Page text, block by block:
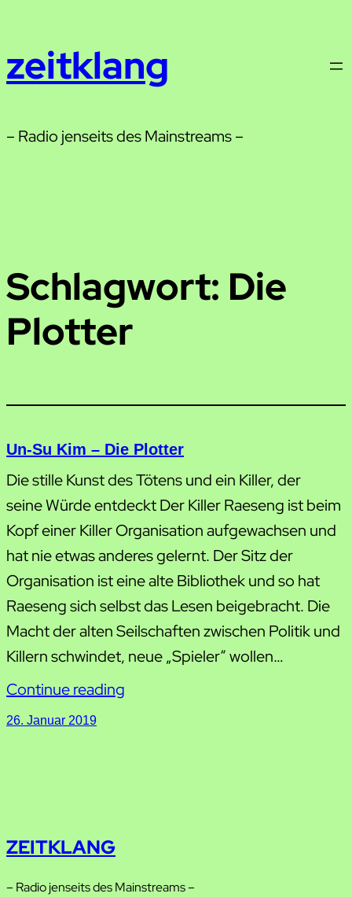
springen
zeitklang
– Radio jenseits des Mainstreams –
Schlagwort: Die
Plotter
Un-Su Kim – Die Plotter
Die stille Kunst des Tötens und ein Killer, der
seine Würde entdeckt Der Killer Raeseng ist beim
Kopf einer Killer Organisation aufgewachsen und
hat nie etwas anderes gelernt. Der Sitz der
Organisation ist eine alte Bibliothek und so hat
Raeseng sich selbst das Lesen beigebracht. Die
Macht der alten Seilschaften zwischen Politik und
Killern schwindet, neue „Spieler“ wollen…
Continue reading
26. Januar 2019
ZEITKLANG
– Radio jenseits des Mainstreams –